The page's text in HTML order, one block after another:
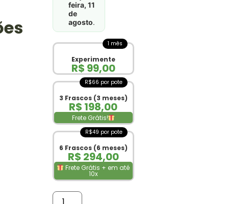
feira, 11
de
agosto.
1 mês
Experimente
R$ 99,00
R$66 por pote
3 Frascos (3 meses)
R$ 198,00
Frete Grátis!
R$49 por pote
6 Frascos (6 meses)
R$ 294,00
Frete Grátis + em até
10x